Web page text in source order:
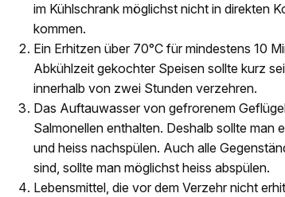
im Kühlschrank möglichst nicht in direkten
kommen.
Ein Erhitzen über 70°C für mindestens 10
Abkühlzeit gekochter Speisen sollte kurz
innerhalb von zwei Stunden verzehren.
Das Auftauwasser von gefrorenem
Salmonellen enthalten. Deshalb sollte
und heiss nachspülen. Auch alle
sind, sollte man möglichst heiss abspülen.
Lebensmittel, die vor dem Verzehr nicht